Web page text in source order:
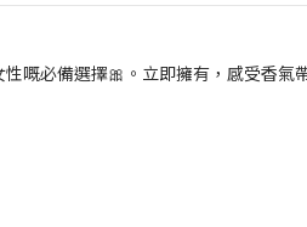
嘅必備選擇🎀。立即擁有，感受香氣